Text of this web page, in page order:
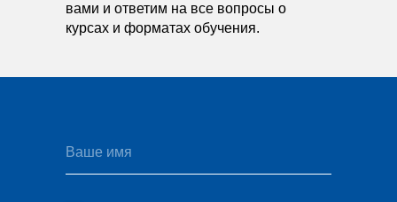
вами и ответим на все вопросы о
курсах и форматах обучения.
Ваше имя